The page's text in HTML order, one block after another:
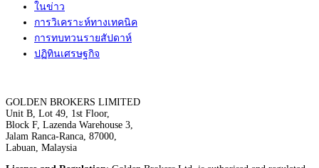
ในข่าว
การวิเคราะห์ทางเทคนิค
การทบทวนรายสัปดาห์
ปฏิทินเศรษฐกิจ
GOLDEN BROKERS LIMITED
Unit B, Lot 49, 1st Floor,
Block F, Lazenda Warehouse 3,
Jalam Ranca-Ranca, 87000,
Labuan, Malaysia